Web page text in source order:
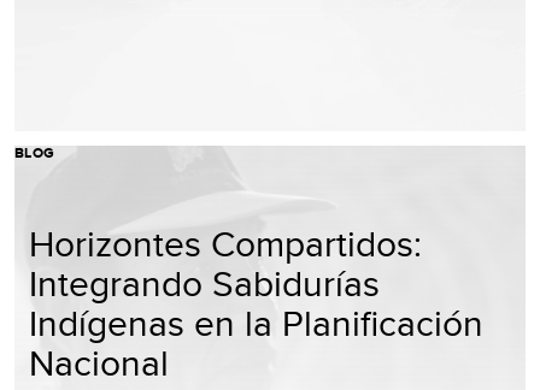
BLOG
Horizontes Compartidos:
Integrando Sabidurías
Indígenas en la Planificación
Nacional